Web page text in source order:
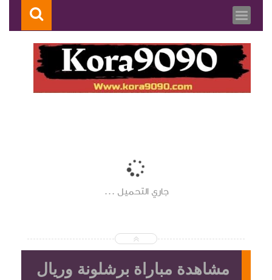
جاري التحميل ...
مشاهدة مباراة برشلونة وريال